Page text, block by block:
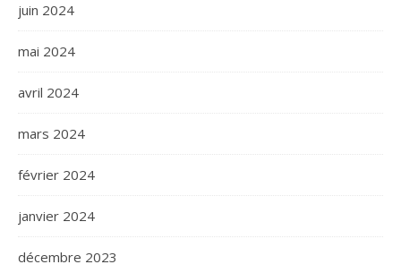
juin 2024
mai 2024
avril 2024
mars 2024
février 2024
janvier 2024
décembre 2023